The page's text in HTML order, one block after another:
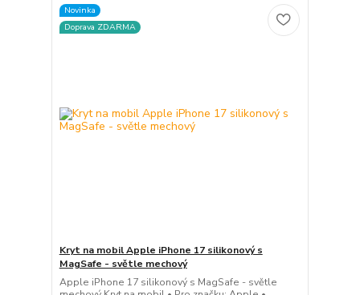
Novinka
Doprava ZDARMA
Kryt na mobil Apple iPhone 17 silikonový s
MagSafe - světle mechový
Apple iPhone 17 silikonový s MagSafe - světle